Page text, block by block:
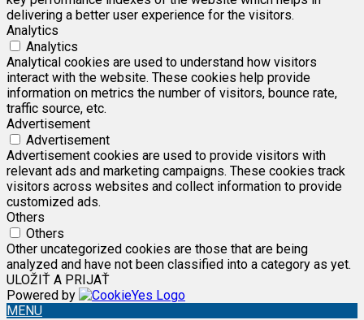
delivering a better user experience for the visitors.
Analytics
Analytics
Analytical cookies are used to understand how visitors
interact with the website. These cookies help provide
information on metrics the number of visitors, bounce rate,
traffic source, etc.
Advertisement
Advertisement
Advertisement cookies are used to provide visitors with
relevant ads and marketing campaigns. These cookies track
visitors across websites and collect information to provide
customized ads.
Others
Others
Other uncategorized cookies are those that are being
analyzed and have not been classified into a category as yet.
ULOŽIŤ A PRIJAŤ
Powered by
MENU